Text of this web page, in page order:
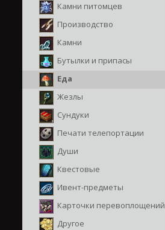
Камни питомцев
Производство
Камни
Бутылки и припасы
Еда
Жезлы
Сундуки
Печати телепортации
Души
Квестовые
Ивент-предметы
Карточки перевоплощений
Другое